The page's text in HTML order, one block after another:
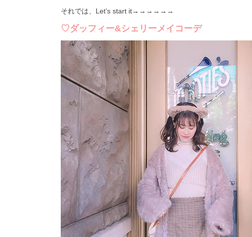
それでは、Let’s start it→→→→→→
♡ダッフィー&シェリーメイコーデ